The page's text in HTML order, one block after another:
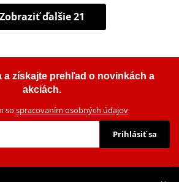
Zobraziť ďalšie 21
a získajte prehľad o novinkách a
akciách.
so spracovaním osobných údajov
Prihlásiť sa